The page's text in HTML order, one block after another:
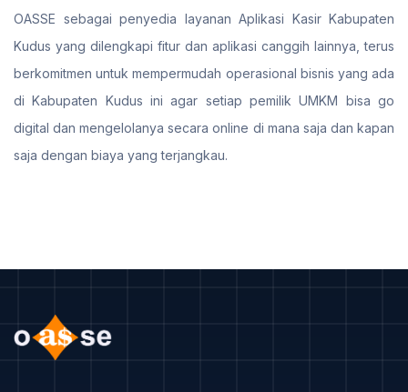
OASSE sebagai penyedia layanan Aplikasi Kasir Kabupaten
Kudus yang dilengkapi fitur dan aplikasi canggih lainnya, terus
berkomitmen untuk mempermudah operasional bisnis yang ada
di Kabupaten Kudus ini agar setiap pemilik UMKM bisa go
digital dan mengelolanya secara online di mana saja dan kapan
saja dengan biaya yang terjangkau.